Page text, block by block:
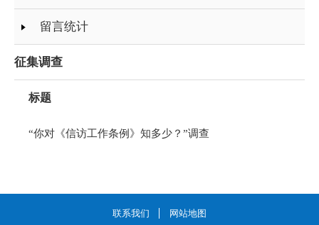
留言统计
征集调查
标题
“你对《信访工作条例》知多少？”调查
联系我们 网站地图